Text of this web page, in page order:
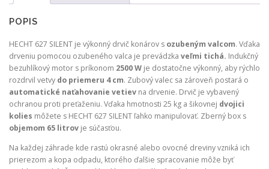
SILENT
POPIS
HECHT 627 SILENT je výkonný drvič konárov s ozubeným valcom. Vďaka
drveniu pomocou ozubeného valca je prevádzka veľmi tichá. Indukčný
bezuhlíkový motor s príkonom 2500 W je dostatočne výkonný, aby rýchlo
rozdrvil vetvy do priemeru 4 cm. Zubový valec sa zároveň postará o
automatické naťahovanie vetiev na drvenie. Drvič je vybavený
ochranou proti preťaženiu. Vďaka hmotnosti 25 kg a šikovnej dvojici
kolies môžete s HECHT 627 SILENT ľahko manipulovať. Zberný box s
objemom 65 litrov je súčasťou.
Na každej záhrade kde rastú okrasné alebo ovocné dreviny vzniká ich
prierezom a kopa odpadu, ktorého ďalšie spracovanie môže byť